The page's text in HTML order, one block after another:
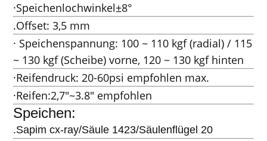
·Speichenlochwinkel±8°
.Offset: 3,5 mm
· Speichenspannung: 100 ~ 110 kgf (radial) / 115
~ 130 kgf (Scheibe) vorne, 120 ~ 130 kgf hinten
·Reifendruck: 20-60psi empfohlen max.
·Reifen:2,7"~3.8" empfohlen
Speichen:
.Sapim cx-ray/Säule 1423/Säulenflügel 20